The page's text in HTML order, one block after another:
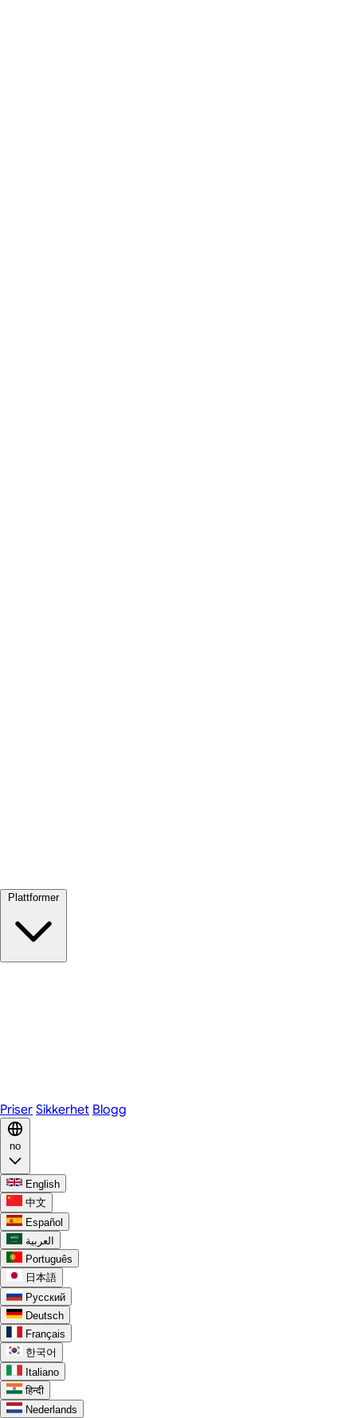
Plattformer
Priser Sikkerhet Blogg
no
English
中文
Español
العربية
Português
日本語
Русский
Deutsch
Français
한국어
Italiano
हिन्दी
Nederlands